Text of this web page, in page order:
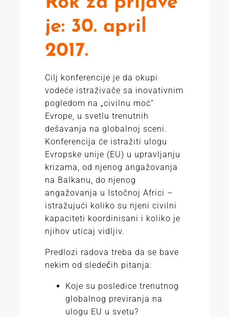
je: 30. april
2017.
Cilj konferencije je da okupi
vodeće istraživače sa inovativnim
pogledom na „civilnu moć“
Evrope, u svetlu trenutnih
dešavanja na globalnoj sceni.
Konferencija će istražiti ulogu
Evropske unije (EU) u upravljanju
krizama, od njenog angažovanja
na Balkanu, do njenog
angažovanja u Istočnoj Africi –
istražujući koliko su njeni civilni
kapaciteti koordinisani i koliko je
njihov uticaj vidljiv.
Predlozi radova treba da se bave
nekim od sledećih pitanja:
Koje su posledice trenutnog
globalnog previranja na
ulogu EU u svetu?